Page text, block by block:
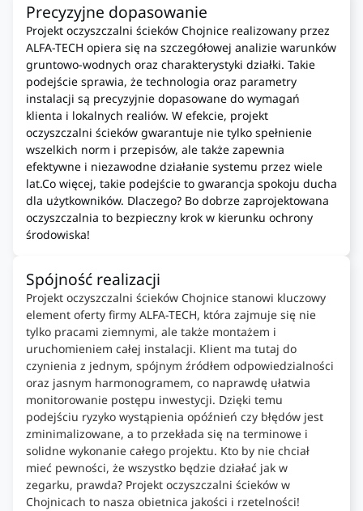
Precyzyjne dopasowanie
Projekt oczyszczalni ścieków Chojnice realizowany przez
ALFA-TECH opiera się na szczegółowej analizie warunków
gruntowo-wodnych oraz charakterystyki działki. Takie
podejście sprawia, że technologia oraz parametry
instalacji są precyzyjnie dopasowane do wymagań
klienta i lokalnych realiów. W efekcie, projekt
oczyszczalni ścieków gwarantuje nie tylko spełnienie
wszelkich norm i przepisów, ale także zapewnia
efektywne i niezawodne działanie systemu przez wiele
lat.Co więcej, takie podejście to gwarancja spokoju ducha
dla użytkowników. Dlaczego? Bo dobrze zaprojektowana
oczyszczalnia to bezpieczny krok w kierunku ochrony
środowiska!
Spójność realizacji
Projekt oczyszczalni ścieków Chojnice stanowi kluczowy
element oferty firmy ALFA-TECH, która zajmuje się nie
tylko pracami ziemnymi, ale także montażem i
uruchomieniem całej instalacji. Klient ma tutaj do
czynienia z jednym, spójnym źródłem odpowiedzialności
oraz jasnym harmonogramem, co naprawdę ułatwia
monitorowanie postępu inwestycji. Dzięki temu
podejściu ryzyko wystąpienia opóźnień czy błędów jest
zminimalizowane, a to przekłada się na terminowe i
solidne wykonanie całego projektu. Kto by nie chciał
mieć pewności, że wszystko będzie działać jak w
zegarku, prawda? Projekt oczyszczalni ścieków w
Chojnicach to nasza obietnica jakości i rzetelności!